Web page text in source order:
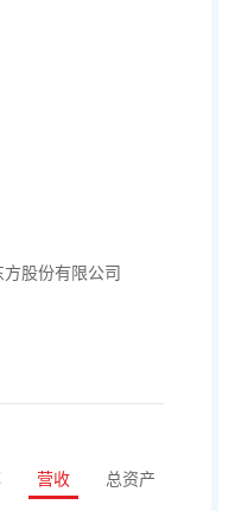
股份有限公司
营收 总资产